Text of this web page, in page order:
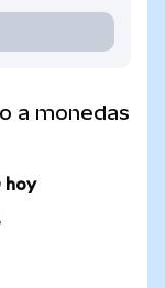
a monedas
hoy